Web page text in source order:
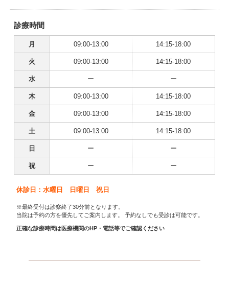
診療時間
月 09:00-13:00 14:15-18:00
火 09:00-13:00 14:15-18:00
水 ー ー
木 09:00-13:00 14:15-18:00
金 09:00-13:00 14:15-18:00
土 09:00-13:00 14:15-18:00
日 ー ー
祝 ー ー
休診日：水曜日 日曜日 祝日
※最終受付は診察終了30分前となります。
当院は予約の方を優先してご案内します。 予約なしでも受診は可能です。
正確な診療時間は医療機関のHP・電話等でご確認ください